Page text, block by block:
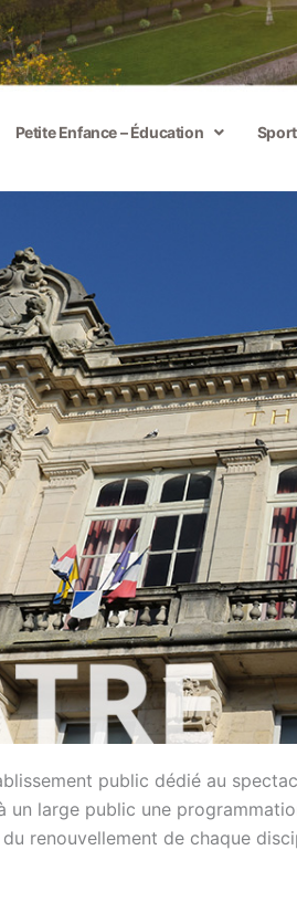
Petite Enfance – Éducation
public dédié au
un large public une
renouvellement de chaque